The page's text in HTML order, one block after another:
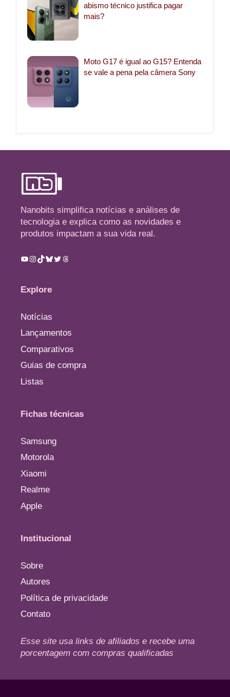
abismo técnico justifica pagar
mais?
Moto G17 é igual ao G15? Entenda
se vale a pena pela câmera Sony
Nanobits simplifica notícias e análises de
tecnologia e explica como as novidades e
produtos impactam a sua vida real.
Youtube
Instagram
TikTok
Bluesky
TwitterThreads
Explore
Notícias
Lançamentos
Comparativos
Guias de compra
Listas
Fichas técnicas
Samsung
Motorola
Xiaomi
Realme
Apple
Institucional
Sobre
Autores
Política de privacidade
Contato
Esse site usa links de afiliados e recebe uma
porcentagem com compras qualificadas